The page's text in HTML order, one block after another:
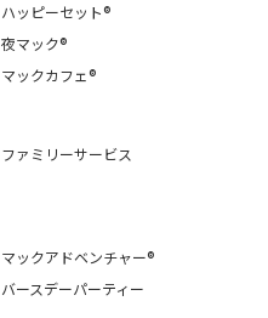
ハッピーセット®
夜マック®
マックカフェ®
ファミリーサービス
マックアドベンチャー®
バースデーパーティー